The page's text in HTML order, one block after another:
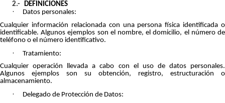
2.- DEFINICIONES
·
Datos personales:
Cualquier información relacionada con una persona física identificada o
identificable. Algunos ejemplos son el nombre, el domicilio, el número de
teléfono o el número identificativo.
·
Tratamiento:
Cualquier operación llevada a cabo con el uso de datos personales.
Algunos ejemplos son su obtención, registro, estructuración o
almacenamiento.
·
Delegado de Protección de Datos: